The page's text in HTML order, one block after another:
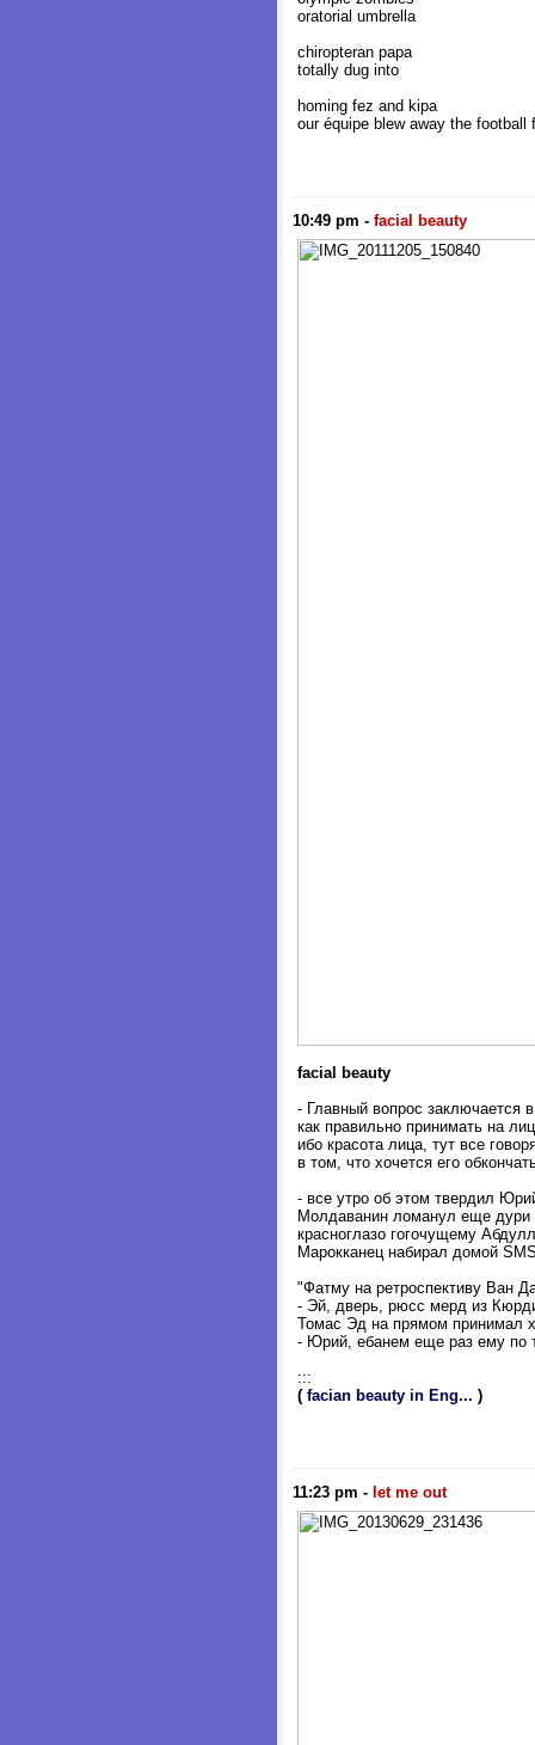
oratorial umbrella
chiropteran papa
totally dug into
homing fez and kipa
our équipe blew away the football
10:49 pm - facial beauty
facial beauty
- Главный вопрос заключается
как правильно принимать на
ибо красота лица, тут все
в том, что хочется его
- все утро об этом твердил
Молдаванин ломанул еще дури
красноглазо гогочущему
Марокканец набирал домой
"Фатму на ретроспективу Ван
- Эй, дверь, рюсс мерд из
Томас Эд на прямом принимал
- Юрий, ебанем еще раз ему по
:::
( facian beauty in Eng... )
11:23 pm - let me out